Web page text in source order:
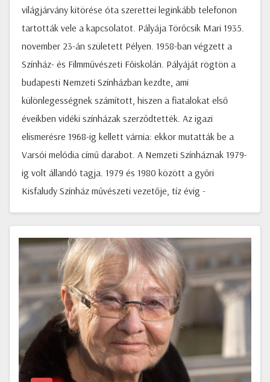
világjárvány kitörése óta szerettei leginkább telefonon
tartották vele a kapcsolatot. Pályája Törőcsik Mari 1935.
november 23-án született Pélyen. 1958-ban végzett a
Színház- és Filmművészeti Főiskolán. Pályáját rögtön a
budapesti Nemzeti Színházban kezdte, ami
különlegességnek számított, hiszen a fiatalokat első
éveikben vidéki színházak szerződtették. Az igazi
elismerésre 1968-ig kellett várnia: ekkor mutatták be a
Varsói melódia című darabot. A Nemzeti Színháznak 1979-
ig volt állandó tagja. 1979 és 1980 között a győri
Kisfaludy Színház művészeti vezetője, tíz évig -